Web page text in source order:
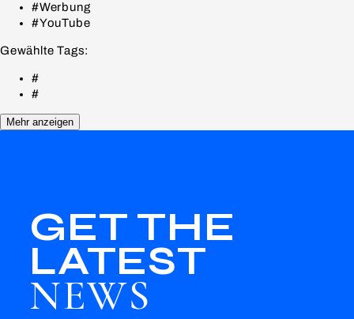
#Werbung
#YouTube
Gewählte Tags:
#
#
Mehr anzeigen
GET THE
LATEST
NEWS